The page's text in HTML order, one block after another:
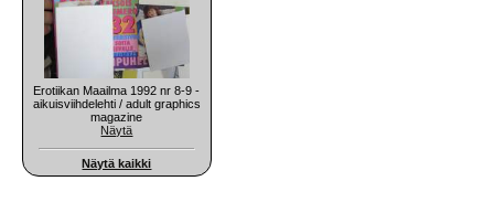
Erotiikan Maailma 1992 nr 8-9 -
aikuisviihdelehti / adult graphics
magazine
Näytä
Näytä kaikki